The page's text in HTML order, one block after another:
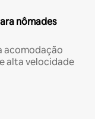
nômades
acomodação
alta velocidade